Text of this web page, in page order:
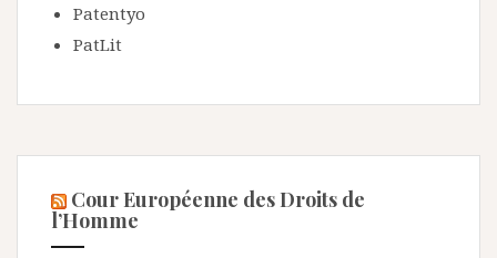
Patentyo
PatLit
Cour Européenne des Droits de
l’Homme